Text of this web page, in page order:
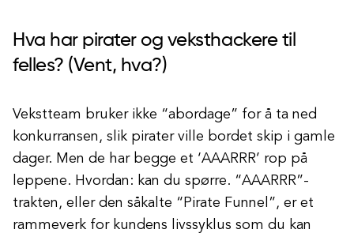
Hva har pirater og veksthackere til
felles? (Vent, hva?)
Vekstteam bruker ikke “abordage” for å ta ned
konkurransen, slik pirater ville bordet skip i gamle
dager. Men de har begge et ‘AAARRR’ rop på
leppene. Hvordan: kan du spørre. “AAARRR”-
trakten, eller den såkalte “Pirate Funnel”, er et
rammeverk for kundens livssyklus som du kan